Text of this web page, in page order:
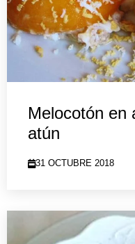
Melocotón en
atún
31 OCTUBRE 2018